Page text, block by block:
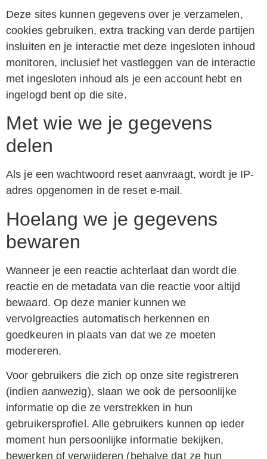
Deze sites kunnen gegevens over je verzamelen,
cookies gebruiken, extra tracking van derde partijen
insluiten en je interactie met deze ingesloten inhoud
monitoren, inclusief het vastleggen van de interactie
met ingesloten inhoud als je een account hebt en
ingelogd bent op die site.
Met wie we je gegevens
delen
Als je een wachtwoord reset aanvraagt, wordt je IP-
adres opgenomen in de reset e-mail.
Hoelang we je gegevens
bewaren
Wanneer je een reactie achterlaat dan wordt die
reactie en de metadata van die reactie voor altijd
bewaard. Op deze manier kunnen we
vervolgreacties automatisch herkennen en
goedkeuren in plaats van dat we ze moeten
modereren.
Voor gebruikers die zich op onze site registreren
(indien aanwezig), slaan we ook de persoonlijke
informatie op die ze verstrekken in hun
gebruikersprofiel. Alle gebruikers kunnen op ieder
moment hun persoonlijke informatie bekijken,
bewerken of verwijderen (behalve dat ze hun